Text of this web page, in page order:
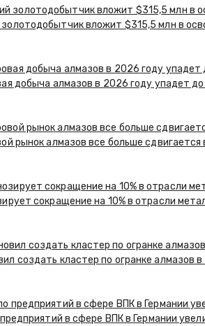
золотодобытчик вложит $315,5 млн в
добыча алмазов в 2026 году упадет
рынок алмазов все больше
сокращение на 10% в отрасли
создать кластер по огранке алмазов
в сфере ВПК в Германии